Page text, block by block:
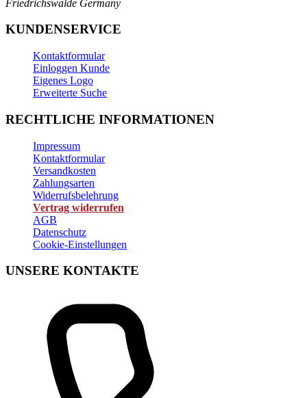
Friedrichswalde Germany
KUNDENSERVICE
Kontaktformular
Einloggen Kunde
Eigenes Logo
Erweiterte Suche
RECHTLICHE INFORMATIONEN
Impressum
Kontaktformular
Versandkosten
Zahlungsarten
Widerrufsbelehrung
Vertrag widerrufen
AGB
Datenschutz
Cookie-Einstellungen
UNSERE KONTAKTE